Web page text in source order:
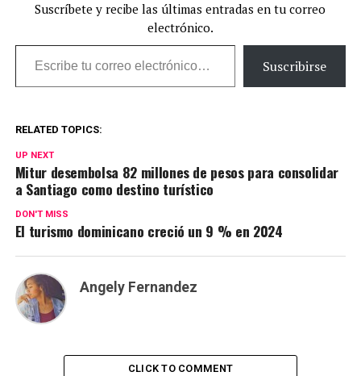
Suscríbete y recibe las últimas entradas en tu correo
electrónico.
Escribe tu correo electrónico…
Suscribirse
RELATED TOPICS:
UP NEXT
Mitur desembolsa 82 millones de pesos para consolidar
a Santiago como destino turístico
DON'T MISS
El turismo dominicano creció un 9 % en 2024
Angely Fernandez
CLICK TO COMMENT